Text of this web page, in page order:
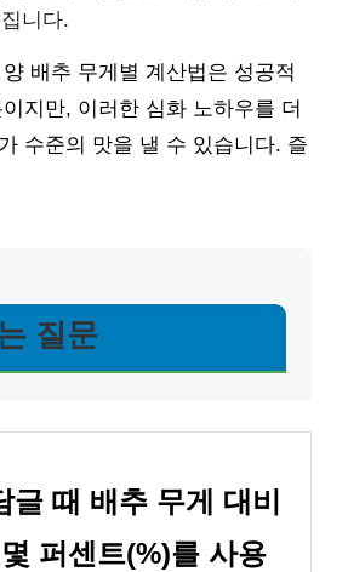
니다.
배추 무게별 계산법은 성공적
지만, 이러한 심화 노하우를 더
수준의 맛을 낼 수 있습니다. 즐
질문
글 때 배추 무게 대비
퍼센트(%)를 사용